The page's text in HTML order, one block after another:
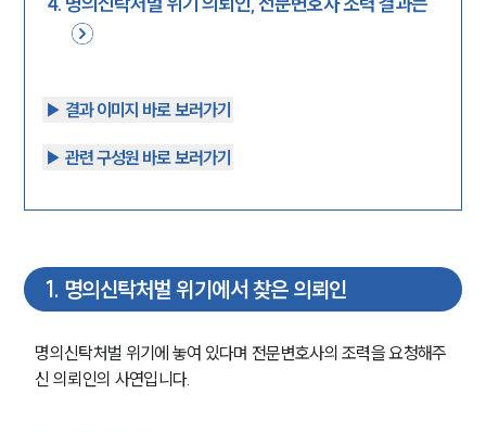
▶︎ 결과 이미지 바로 보러가기
▶︎ 관련 구성원 바로 보러가기
1. 명의신탁처벌 위기에서 찾은 의뢰인
명의신탁처벌 위기에 놓여 있다며 전문변호사의 조력을 요청해주
신 의뢰인의 사연입니다.